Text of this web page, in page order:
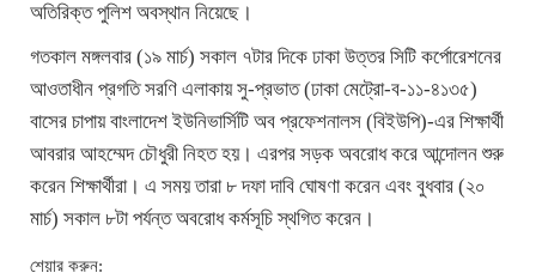
অতিরিক্ত পুলিশ অবস্থান নিয়েছে।
গতকাল মঙ্গলবার (১৯ মার্চ) সকাল ৭টার দিকে ঢাকা উত্তর সিটি কর্পোরেশনের
আওতাধীন প্রগতি সরণি এলাকায় সু-প্রভাত (ঢাকা মেট্রো-ব-১১-৪১৩৫)
বাসের চাপায় বাংলাদেশ ইউনিভার্সিটি অব প্রফেশনালস (বিইউপি)-এর শিক্ষার্থী
আবরার আহম্মেদ চৌধুরী নিহত হয়। এরপর সড়ক অবরোধ করে আন্দোলন শুরু
করেন শিক্ষার্থীরা। এ সময় তারা ৮ দফা দাবি ঘোষণা করেন এবং বুধবার (২০
মার্চ) সকাল ৮টা পর্যন্ত অবরোধ কর্মসূচি স্থগিত করেন।
শেয়ার করুন: